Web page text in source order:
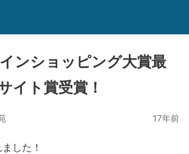
ンショッピング大賞最
イト賞受賞！
17年前
した！